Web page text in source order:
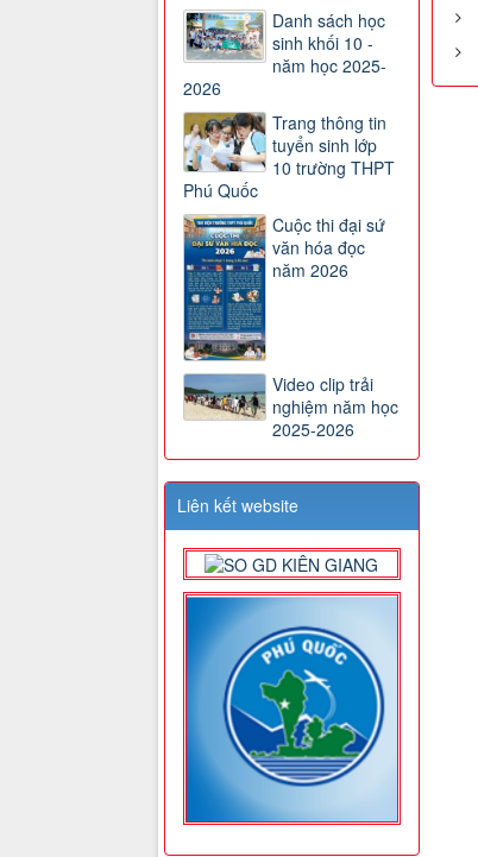
Danh sách học
sinh khối 10 -
năm học 2025-
2026
Trang thông tin
tuyển sinh lớp
10 trường THPT
Phú Quốc
Cuộc thi đại sứ
văn hóa đọc
năm 2026
Video clip trải
nghiệm năm học
2025-2026
Liên kết website